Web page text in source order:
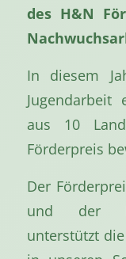
des H&N
In diesem
Jugendarbeit
aus 10
Förderpreis
Der
und der
unterstützt